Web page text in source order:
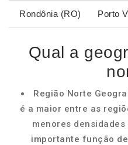
Rondônia (RO) Porto
Qual a
Região Norte
é a maior entre as
menores
importante função